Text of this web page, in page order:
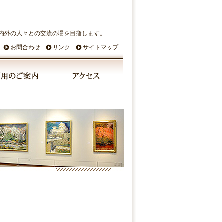
の人々との交流の場を目指します。
サイトマップ
リンク
お問合わせ